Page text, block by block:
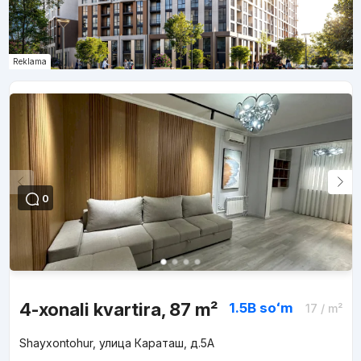
Reklama
0
4-xonali kvartira, 87 m² 1.5B soʻm 17 / m²
Shayxontohur, улица Караташ, д.5A